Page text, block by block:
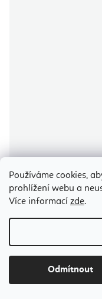
Používáme cookies,
prohlížení webu a
Více informací zde.
Odmítnout